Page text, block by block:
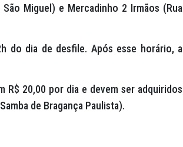
Miguel) e Mercadinho 2 Irmãos (Rua
do dia de desfile. Após esse horário, a
R$ 20,00 por dia e devem ser adquiridos
de Bragança Paulista).